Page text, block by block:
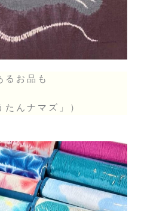
るお品も
たんナマズ」）